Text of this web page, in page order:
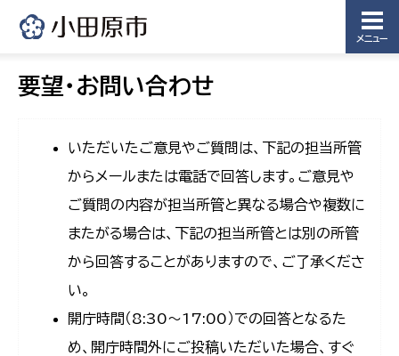
メニュー
要望・お問い合わせ
いただいたご意見やご質問は、下記の担当所管
からメールまたは電話で回答します。ご意見や
ご質問の内容が担当所管と異なる場合や複数に
またがる場合は、下記の担当所管とは別の所管
から回答することがありますので、ご了承くださ
い。
開庁時間（8:30〜17:00）での回答となるた
め、開庁時間外にご投稿いただいた場合、すぐ